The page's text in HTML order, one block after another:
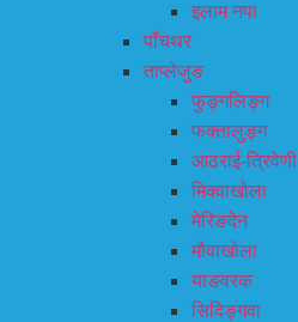
इलाम नपा
पाँचथर
ताप्लेजुङ
फुङ्गलिङ्ग
फक्तालुङ्ग
आठराई-त्रिवेणी
मिक्वाखोला
मेरिङदेन
मौवाखोला
याङवरक
सिदिङ्गवा